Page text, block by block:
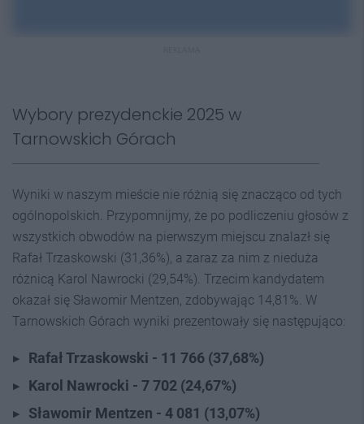
Wybory prezydenckie 2025 w
Tarnowskich Górach
Wyniki w naszym mieście nie różnią się znacząco od tych
ogólnopolskich. Przypomnijmy, że po podliczeniu głosów z
wszystkich obwodów na pierwszym miejscu znalazł się
Rafał Trzaskowski (31,36%), a zaraz za nim z nieduża
różnicą Karol Nawrocki (29,54%). Trzecim kandydatem
okazał się Sławomir Mentzen, zdobywając 14,81%. W
Tarnowskich Górach wyniki prezentowały się następująco:
Rafał Trzaskowski - 11 766 (37,68%)
Karol Nawrocki - 7 702 (24,67%)
Sławomir Mentzen - 4 081 (13,07%)